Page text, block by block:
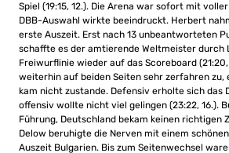
Spiel (19:15, 12.). Die Arena war sofort mit
DBB-Auswahl wirkte beeindruckt. Herbert
erste Auszeit. Erst nach 13 unbeantworteten
schaffte es der amtierende Weltmeister durch
Freiwurflinie wieder auf das Scoreboard (21:20,
weiterhin auf beiden Seiten sehr zerfahren zu,
kam nicht zustande. Defensiv erholte sich das
offensiv wollte nicht viel gelingen (23:22, 16.).
Führung, Deutschland bekam keinen richtigen
Delow beruhigte die Nerven mit einem schönen
Auszeit Bulgarien. Bis zum Seitenwechsel